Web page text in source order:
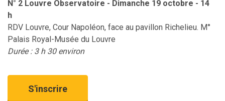
N° 2 Louvre Observatoire - Dimanche 19 octobre - 14
h
RDV Louvre, Cour Napoléon, face au pavillon Richelieu. M°
Palais Royal-Musée du Louvre
Durée : 3 h 30 environ
S'inscrire